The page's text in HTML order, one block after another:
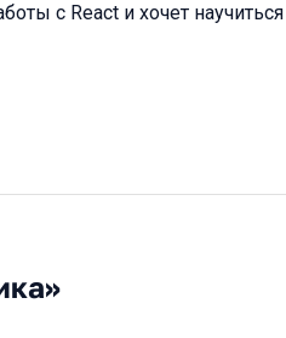
с React и хочет научиться